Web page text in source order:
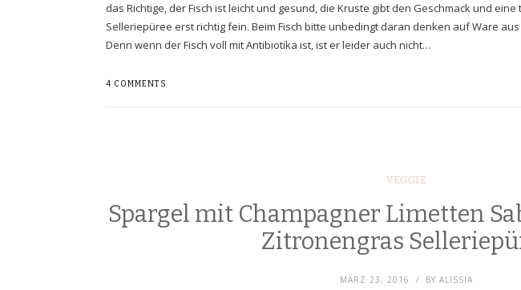
das Richtige, der Fisch ist leicht und gesund, die Kruste gibt den Geschmack und
Selleriepüree erst richtig fein. Beim Fisch bitte unbedingt daran denken auf Ware
Denn wenn der Fisch voll mit Antibiotika ist, ist er leider auch nicht…
4 COMMENTS
VEGGIE
Spargel mit Champagner Limetten
Zitronengras
MÄRZ 23, 2016 BY ALISSIA